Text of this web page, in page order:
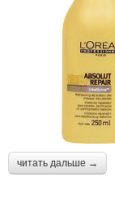
читать дальше →